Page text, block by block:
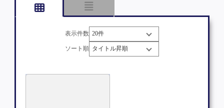
表示件数
ソート順